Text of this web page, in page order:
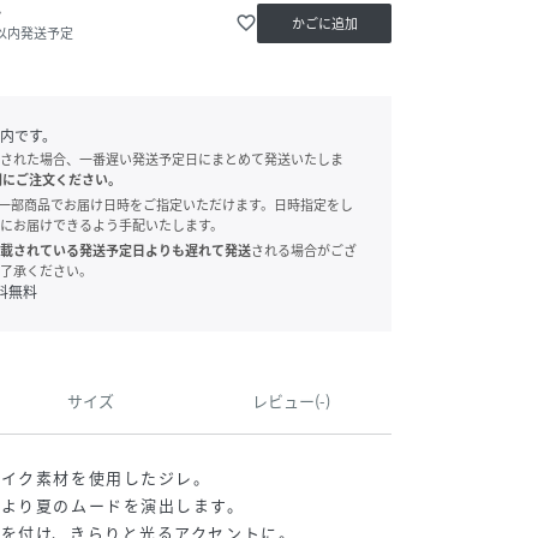
内発送予定
favorite_border かごに追加
です。
れた場合、一番遅い発送予定日にまとめて発送いたしま
ご注文ください。
商品でお届け日時をご指定いただけます。日時指定をし
お届けできるよう手配いたします。
されている発送予定日よりも遅れて発送される場合がござ
承ください。
無料
サイズ レビュー(-)
ク素材を使用したジレ。
り夏のムードを演出します。
付け、きらりと光るアクセントに。